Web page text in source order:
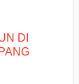
DI